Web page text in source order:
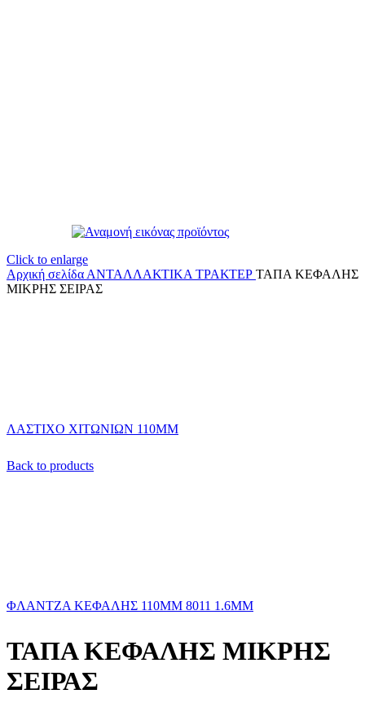
Click to enlarge
Αρχική σελίδα ΑΝΤΑΛΛΑΚΤΙΚΑ ΤΡΑΚΤΕΡ ΤΑΠΑ ΚΕΦΑΛΗΣ
ΜΙΚΡΗΣ ΣΕΙΡΑΣ
ΛΑΣΤΙΧΟ ΧΙΤΩΝΙΩΝ 110ΜΜ
Back to products
ΦΛΑΝΤΖΑ ΚΕΦΑΛΗΣ 110ΜΜ 8011 1.6ΜΜ
ΤΑΠΑ ΚΕΦΑΛΗΣ ΜΙΚΡΗΣ
ΣΕΙΡΑΣ